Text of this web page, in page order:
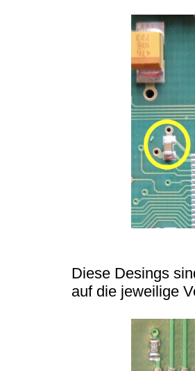
Diese Desings
auf die jeweilige